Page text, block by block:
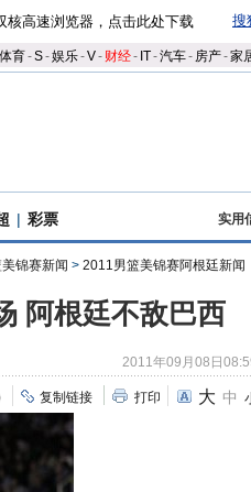
核高速浏览器，点击此处下载 搜
体育-S-娱乐-V- 财经- IT-汽车- 房产-家
| 彩票 实用
锦赛新闻 > 2011男篮美锦赛阿根廷新闻
阿根廷不敌巴西
2011年09月08日
复制链接 打印 大 中